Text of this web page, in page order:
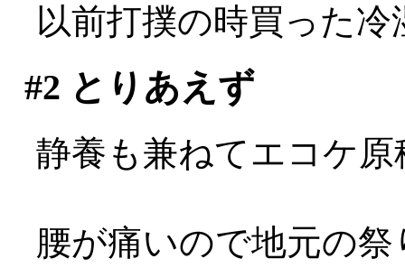
以前打撲の時買った
#2 とりあえず
静養も兼ねてエコケ
腰が痛いので地元の